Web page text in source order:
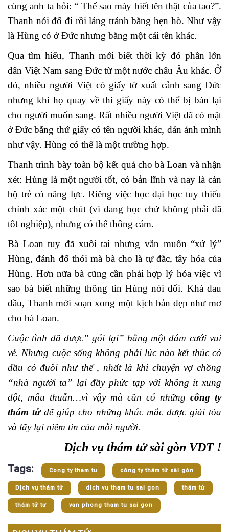
cùng anh ta hỏi: “ Thế sao mày biết tên thật của tao?”.
Thanh nói đổ đi rồi lảng tránh bằng hẹn hò. Như vậy
là Hùng có ở Đức nhưng bằng một cái tên khác.
Qua tìm hiểu, Thanh mới biết thời kỳ đó phần lớn
dân Việt Nam sang Đức từ một nước châu Âu khác. Ở
đó, nhiều người Việt có giấy tờ xuất cảnh sang Đức
nhưng khi họ quay về thì giấy này có thể bị bán lại
cho người muốn sang. Rất nhiều người Việt đã có mặt
ở Đức bằng thứ giấy có tên người khác, dán ảnh mình
như vậy. Hùng có thể là một trường hợp.
Thanh trình bày toàn bộ kết quả cho bà Loan và nhận
xét: Hùng là một người tốt, có bản lĩnh và nay là cán
bộ trẻ có năng lực. Riêng việc học đại học tuy thiếu
chính xác một chút (vì đang học chứ không phải đã
tốt nghiệp), nhưng có thể thông cảm.
Bà Loan tuy đã xuôi tai nhưng vẫn muốn “xử lý”
Hùng, đánh đổ thói mà bà cho là tự đắc, tây hóa của
Hùng. Hơn nữa bà cũng cần phải hợp lý hóa việc vì
sao bà biết những thông tin Hùng nói dối. Khá đau
đầu, Thanh mới soạn xong một kịch bản đẹp như mơ
cho bà Loan.
Cuộc tình đã được” gói lại” bằng một đám cưới vui
vẻ. Nhưng cuộc sống không phải lúc nào kết thúc có
dầu có đuôi như thế , nhất là khi chuyện vợ chồng
“nhà người ta” lại đầy phức tạp với không ít xung
đột, mâu thuẫn…vì vậy mà cần có những công ty
thám tửđể giúp cho những khúc mắc được giải tỏa
và lấy lại niềm tin của mỗi người.
Dịch vụ thám tử sài gòn VDT !
Tags: Cong ty tham tu công ty thám tử sài gòn
Dịch vụ thám tử dich vu tham tu sai gon thám tử
thám tử tư van phong tham tu sai gon